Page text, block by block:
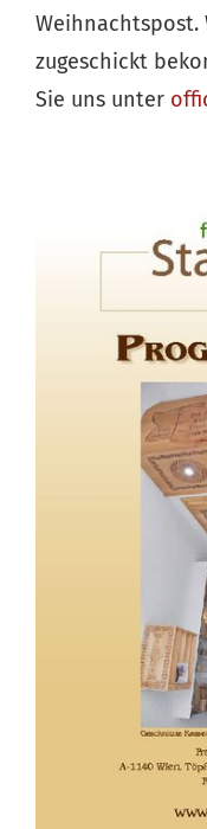
Weihnachtspost.
zugeschickt
Sie uns unter